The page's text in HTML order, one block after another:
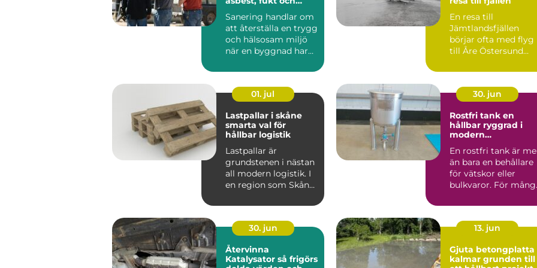
Sanering handlar om
att återställa en trygg
och hälsosam miljö
när en byggnad har
En resa till
Jämtlandsfjällen
börjar ofta med flyg
till Åre Östersund
man sig e...
01. jul
Lastpallar i skåne
smarta val för
hållbar logistik
Lastpallar är
grundstenen i nästan
all modern logistik. I
en region som Skåne,
liv...
30. jun
Rostfri tank en
hållbar ryggrad i
modern
En rostfri tank är
än bara en behållare
för vätskor eller
bulkvaror. För
30. jun
Återvinna
Katalysator så frigörs
13. jun
Gjuta betongplatta
kalmar grunden till